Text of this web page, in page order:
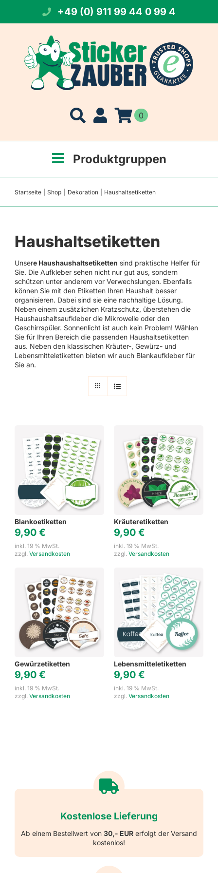
springen
+49 (0) 911 99 44 0 99 4
0
Produktgruppen
Startseite Shop Dekoration Haushaltsetiketten
Haushaltsetiketten
Unsere Haushaushaltsetiketten sind praktische Helfer für
Sie. Die Aufkleber sehen nicht nur gut aus, sondern
schützen unter anderem vor Verwechslungen. Ebenfalls
können Sie mit den Etiketten Ihren Haushalt besser
organisieren. Dabei sind sie eine nachhaltige Lösung.
Neben einem zusätzlichen Kratzschutz, überstehen die
Haushaushaltsaufkleber die Mikrowelle oder den
Geschirrspüler. Sonnenlicht ist auch kein Problem! Wählen
Sie für Ihren Bereich die passenden Haushaltsetiketten
aus. Neben den klassischen Kräuter-, Gewürz- und
Lebensmitteletiketten bieten wir auch Blankaufkleber für
Sie an.
Blankoetiketten
9,90 €
inkl. 19 % MwSt.
zzgl. Versandkosten
Kräuteretiketten
9,90 €
inkl. 19 % MwSt.
zzgl. Versandkosten
Gewürzetiketten
9,90 €
inkl. 19 % MwSt.
zzgl. Versandkosten
Lebensmitteletiketten
9,90 €
inkl. 19 % MwSt.
zzgl. Versandkosten
Kostenlose Lieferung
Ab einem Bestellwert von 30,- EUR erfolgt der Versand
kostenlos!